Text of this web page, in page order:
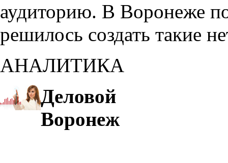
аудиторию. В Воронеже
решилось создать такие
АНАЛИТИКА
Деловой
Воронеж